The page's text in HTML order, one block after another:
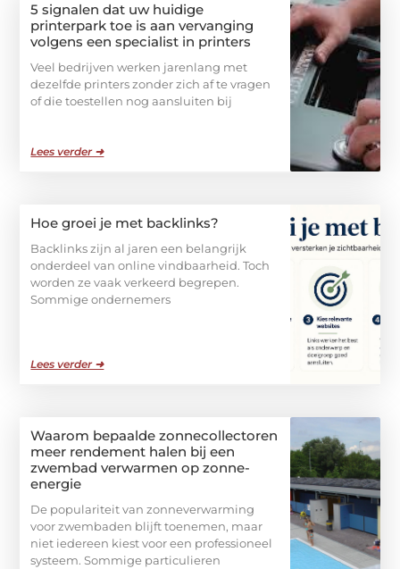
5 signalen dat uw huidige
printerpark toe is aan vervanging
volgens een specialist in printers
Veel bedrijven werken jarenlang met
dezelfde printers zonder zich af te vragen
of die toestellen nog aansluiten bij
Lees verder ➜
Hoe groei je met backlinks?
Backlinks zijn al jaren een belangrijk
onderdeel van online vindbaarheid. Toch
worden ze vaak verkeerd begrepen.
Sommige ondernemers
Lees verder ➜
Waarom bepaalde zonnecollectoren
meer rendement halen bij een
zwembad verwarmen op zonne-
energie
De populariteit van zonneverwarming
voor zwembaden blijft toenemen, maar
niet iedereen kiest voor een professioneel
systeem. Sommige particulieren